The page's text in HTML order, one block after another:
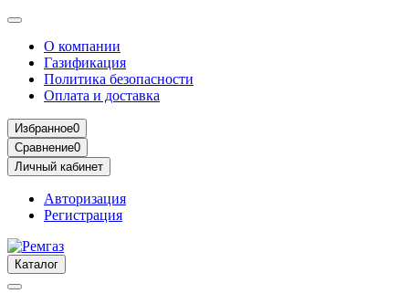
О компании
Газификация
Политика безопасности
Оплата и доставка
Избранное0
Сравнение0
Личный кабинет
Авторизация
Регистрация
Каталог